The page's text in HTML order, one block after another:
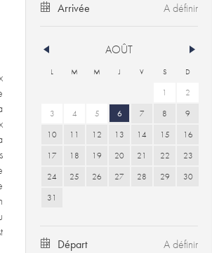
Arrivée
AOÛT
L M M J V S D
1
2
3
4 5 6 7 8
9
10
11 12 13 14 15
16
17
18 19 20 21 22
23
24
25 26 27 28 29
30
31
Départ